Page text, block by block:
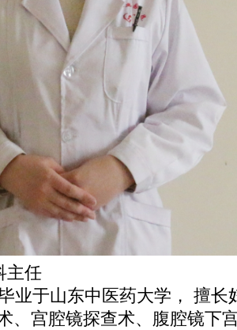
主任
业于山东中医药大学， 擅长
、宫腔镜探查术、腹腔镜下